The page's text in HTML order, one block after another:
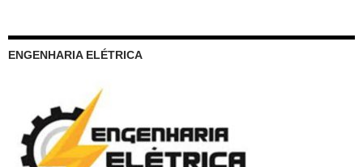
ENGENHARIA ELÉTRICA